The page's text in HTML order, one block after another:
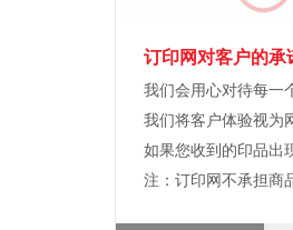
订印网对客户的承
我们会用心对待每一
我们将客户体验视为
如果您收到的印品出
注：订印网不承担商